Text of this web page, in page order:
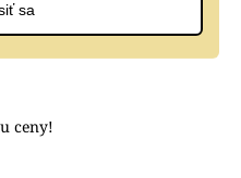
ceny!
sa